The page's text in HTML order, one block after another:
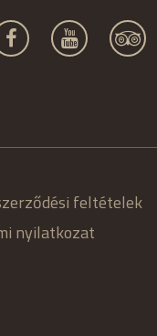
feltételek
nyilatkozat